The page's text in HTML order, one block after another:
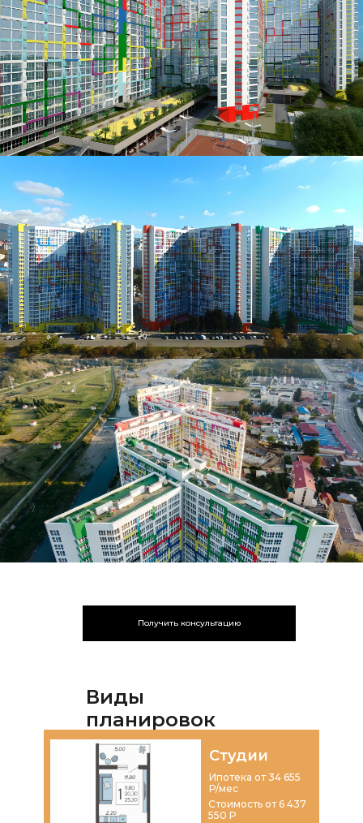
Получить консультацию
Виды
планировок
Студии
Ипотека от 34 655
Р/мес
Стоимость от 6 437
550 Р